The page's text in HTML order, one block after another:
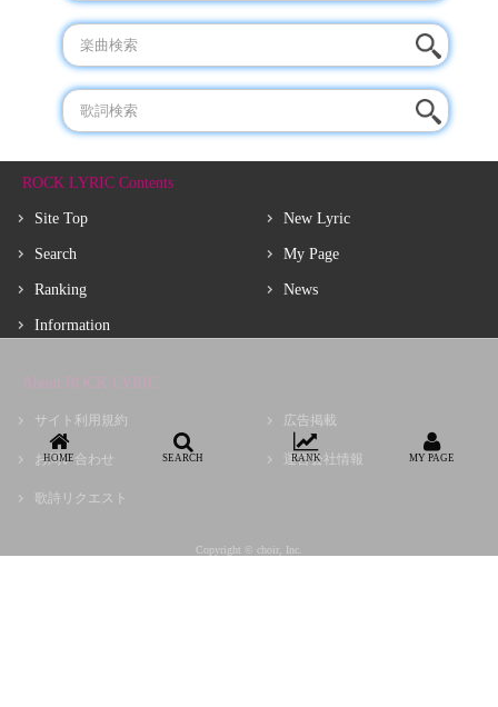
ROCK LYRIC Contents
Site Top
Search
Ranking
Information
New Lyric
My Page
News
About ROCK LYRIC
サイト利用規約
お問い合わせ
歌詩リクエスト
広告掲載
運営会社情報
Copyright © choir, Inc.
HOME SEARCH RANK MY PAGE